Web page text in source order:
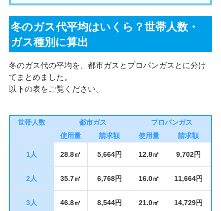
冬のガス代平均はいくら？世帯人数・
ガス種別に算出
冬のガス代の平均を、都市ガスとプロパンガスとに分け
てまとめました。
以下の表をご覧ください。
世帯人数 都市ガス
プロパンガス
使用量
請求額 使用量 請求額
1人 28.8㎥ 5,664円 12.8㎥ 9,702円
2人 35.7㎥ 6,768円 16.0㎥ 11,664円
3人 46.8㎥ 8,544円 21.0㎥ 14,729円